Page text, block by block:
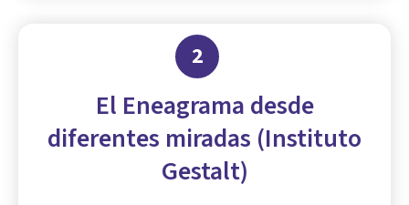
2
El Eneagrama desde
diferentes miradas (Instituto
Gestalt)